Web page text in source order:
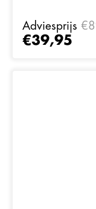
Adviesprijs
€39,95